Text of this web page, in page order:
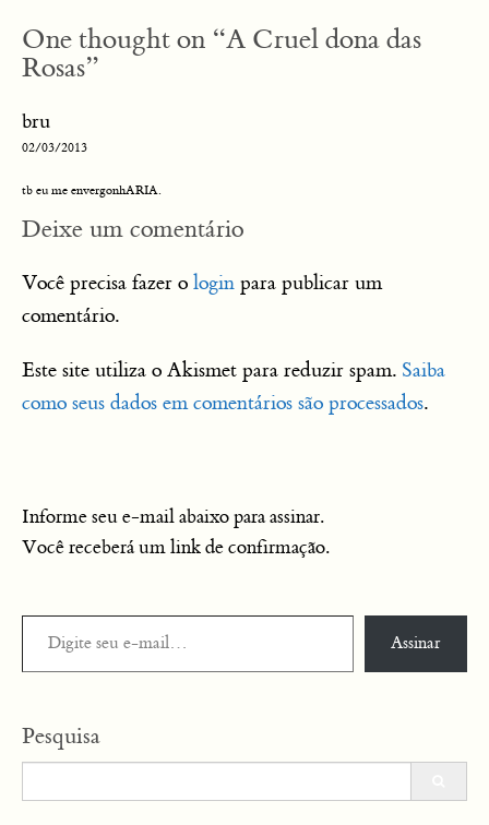
One thought on “A Cruel dona das
Rosas”
bru
02/03/2013
tb eu me envergonhARIA.
Deixe um comentário
Você precisa fazer o login para publicar um
comentário.
Este site utiliza o Akismet para reduzir spam. Saiba
como seus dados em comentários são processados.
Informe seu e-mail abaixo para assinar.
Você receberá um link de confirmação.
Digite seu e-mail…
Assinar
Pesquisa
for: